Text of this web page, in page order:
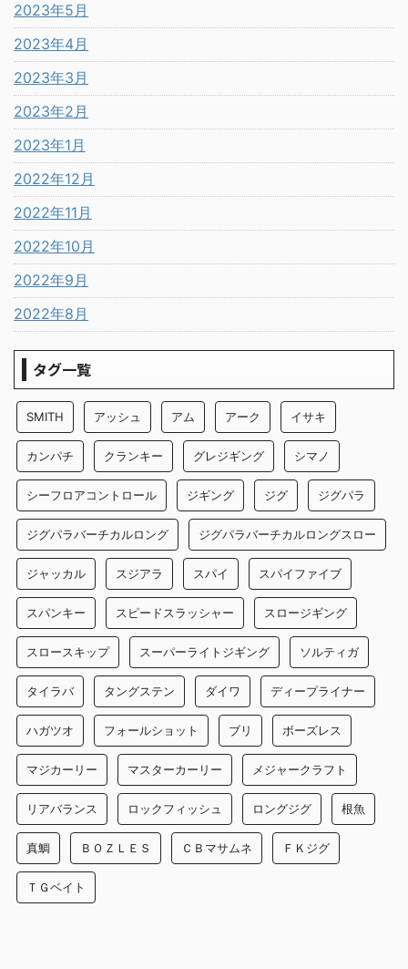
2023年5月
2023年4月
2023年3月
2023年2月
2023年1月
2022年12月
2022年11月
2022年10月
2022年9月
2022年8月
タグ一覧
SMITH アッシュ アム アーク イサキ
カンパチ クランキー グレジギング シマノ
シーフロアコントロール ジギング ジグ ジグパラ
ジグパラバーチカルロング ジグパラバーチカルロングスロー
ジャッカル スジアラ スパイ スパイファイブ
スパンキー スピードスラッシャー スロージギング
スロースキップ スーパーライトジギング ソルティガ
タイラバ タングステン ダイワ ディープライナー
ハガツオ フォールショット ブリ ボーズレス
マジカーリー マスターカーリー メジャークラフト
リアバランス ロックフィッシュ ロングジグ 根魚
真鯛 ＢＯＺＬＥＳ ＣＢマサムネ ＦＫジグ
ＴＧベイト